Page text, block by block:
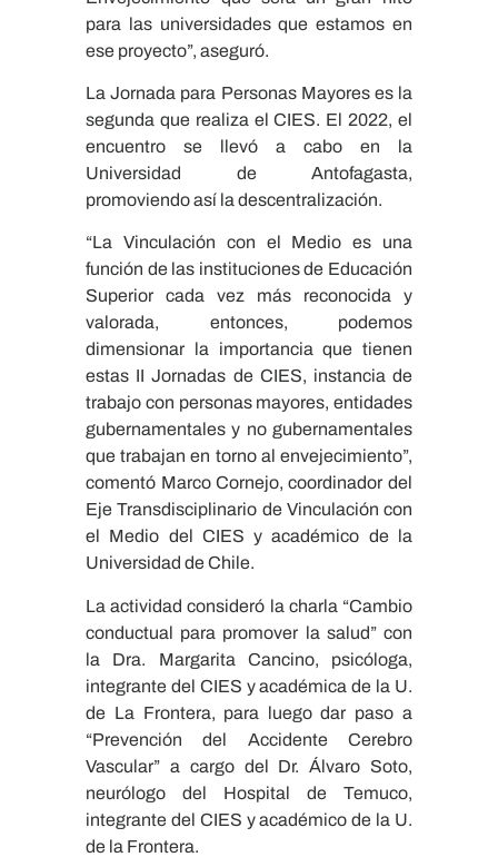
para las universidades que estamos en
ese proyecto”, aseguró.
La Jornada para Personas Mayores es la
segunda que realiza el CIES. El 2022, el
encuentro se llevó a cabo en la
Universidad de Antofagasta,
promoviendo así la descentralización.
“La Vinculación con el Medio es una
función de las instituciones de Educación
Superior cada vez más reconocida y
valorada, entonces, podemos
dimensionar la importancia que tienen
estas II Jornadas de CIES, instancia de
trabajo con personas mayores, entidades
gubernamentales y no gubernamentales
que trabajan en torno al envejecimiento”,
comentó Marco Cornejo, coordinador del
Eje Transdisciplinario de Vinculación con
el Medio del CIES y académico de la
Universidad de Chile.
La actividad consideró la charla “Cambio
conductual para promover la salud” con
la Dra. Margarita Cancino, psicóloga,
integrante del CIES y académica de la U.
de La Frontera, para luego dar paso a
“Prevención del Accidente Cerebro
Vascular” a cargo del Dr. Álvaro Soto,
neurólogo del Hospital de Temuco,
integrante del CIES y académico de la U.
de la Frontera.